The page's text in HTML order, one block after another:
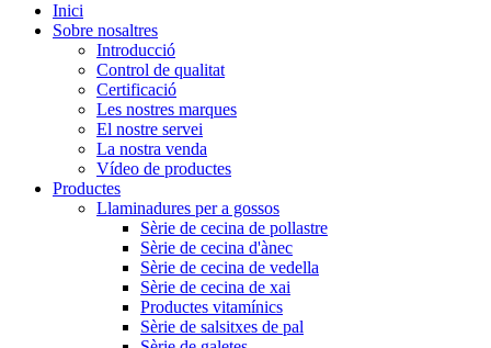
Inici
Sobre nosaltres
Introducció
Control de qualitat
Certificació
Les nostres marques
El nostre servei
La nostra venda
Vídeo de productes
Productes
Llaminadures per a gossos
Sèrie de cecina de pollastre
Sèrie de cecina d'ànec
Sèrie de cecina de vedella
Sèrie de cecina de xai
Productes vitamínics
Sèrie de salsitxes de pal